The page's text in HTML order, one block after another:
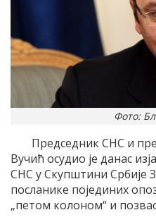
Фото:
Председник СНС и
Вучић осудио је данас
СНС у Скупштини Србије
посланике појединих
„петом колоном“ и